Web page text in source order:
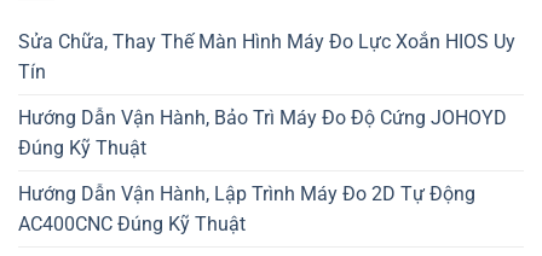
Sửa Chữa, Thay Thế Màn Hình Máy Đo Lực Xoắn HIOS Uy
Tín
Hướng Dẫn Vận Hành, Bảo Trì Máy Đo Độ Cứng JOHOYD
Đúng Kỹ Thuật
Hướng Dẫn Vận Hành, Lập Trình Máy Đo 2D Tự Động
AC400CNC Đúng Kỹ Thuật